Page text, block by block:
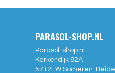
PARASOL-SHOP.NL
Parasol-shop.nl
Kerkendijk 92A
5712EW Someren-Heide